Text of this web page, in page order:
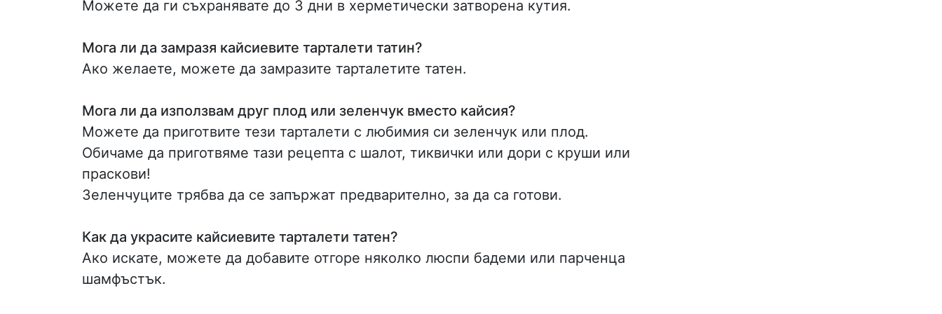
Можете да ги съхранявате до 3 дни в херметически затворена кутия.
Мога ли да замразя кайсиевите тарталети татин?
Ако желаете, можете да замразите тарталетите татен.
Мога ли да използвам друг плод или зеленчук вместо кайсия?
Можете да приготвите тези тарталети с любимия си зеленчук или плод.
Обичаме да приготвяме тази рецепта с шалот, тиквички или дори с круши или
праскови!
Зеленчуците трябва да се запържат предварително, за да са готови.
Как да украсите кайсиевите тарталети татен?
Ако искате, можете да добавите отгоре няколко люспи бадеми или парченца
шамфъстък.